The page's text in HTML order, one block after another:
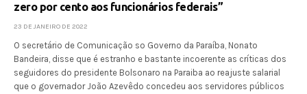
zero por cento aos funcionários federais”
23 DE JANEIRO DE 2022
O secretário de Comunicação so Governo da Paraíba, Nonato
Bandeira, disse que é estranho e bastante incoerente as críticas dos
seguidores do presidente Bolsonaro na Paraiba ao reajuste salarial
que o governador João Azevêdo concedeu aos servidores públicos